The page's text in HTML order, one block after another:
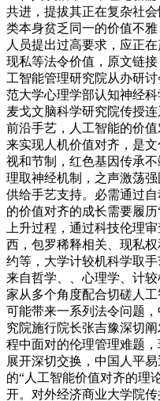
共进，提拔其正在复杂社
类本身贫乏同一的价值不
人员提出过高要求，应正
现私等法令价值，原文链
工智能管理研究院从办研
范大学心理学部认知神经
麦戈文脑科学研究院传授
前沿手艺，人工智能的价
来实现人机价值对齐，是
视和节制，红色基因传承
理取神经机制，之声激荡
供给手艺支持。必需通过
的价值对齐的成长需要履
上升过程，通过科技伦理
西，包罗稀释相关、现私
约等，大学计较机科学取
来自哲学、、心理学、计
家从多个角度配合切磋人
可能带来一系列法令问题
究院施行院长张吉豫深切
程中面对的伦理管理难题
展开深切交换，中国人平
的“人工智能价值对齐的理
开。对外经济商业大学院